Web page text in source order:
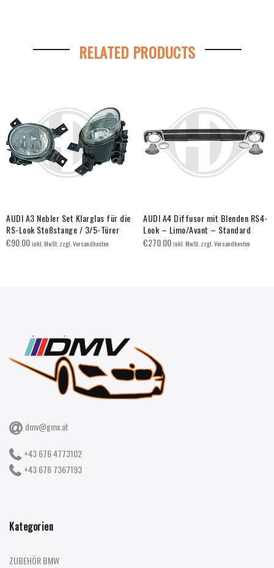
RELATED PRODUCTS
AUDI A3 Nebler Set Klarglas für die
RS-Look Stoßstange / 3/5-Türer
€90.00inkl. MwSt. zzgl. Versandkosten
AUDI A4 Diffusor mit Blenden RS4-
Look – Limo/Avant – Standard
€270.00inkl. MwSt. zzgl. Versandkosten
dmv@gmx.at
+43 676 4773102
+43 676 7367193
Kategorien
ZUBEHÖR BMW